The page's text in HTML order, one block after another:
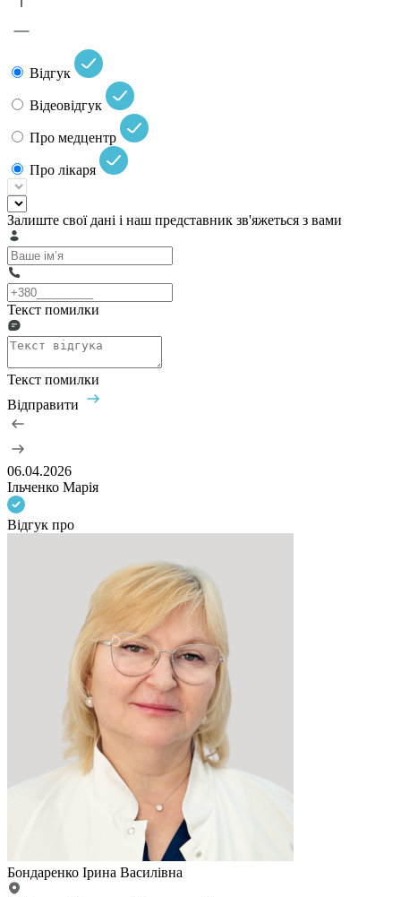
Відгук
Відеовідгук
Про медцентр
Про лікаря
Залиште свої дані і наш представник зв'яжеться з вами
Текст помилки
Текст помилки
Відправити
06.04.2026
Ільченко Марія
Відгук про
Бондаренко Ірина Василівна